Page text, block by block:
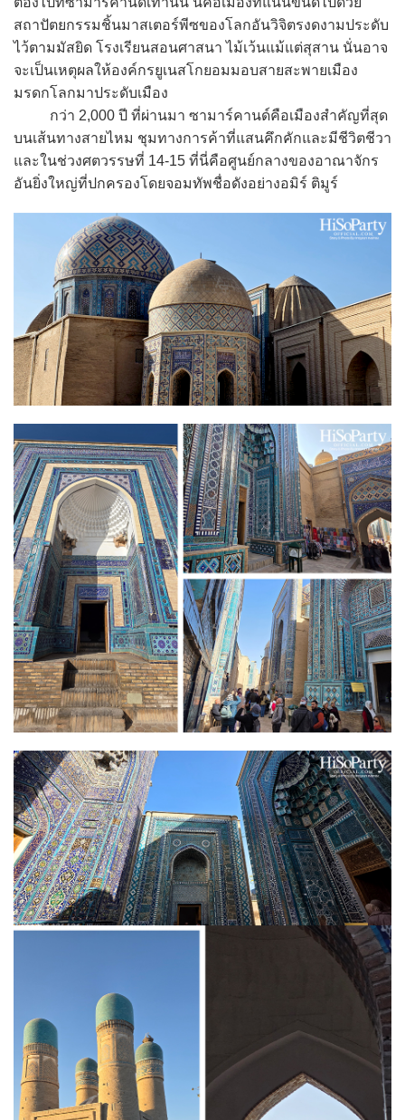
สถาปัตยกรรมชิ้นมาสเตอร์พีซของโลกอันวิจิตรงดงามประดับ
ไว้ตามมัสยิด โรงเรียนสอนศาสนา ไม้เว้นแม้แต่สุสาน นั่นอาจ
จะเป็นเหตุผลให้องค์กรยูเนสโกยอมมอบสายสะพายเมือง
มรดกโลกมาประดับเมือง
กว่า 2,000 ปี ที่ผ่านมา ซามาร์คานด์คือเมืองสำคัญที่สุด
บนเส้นทางสายไหม ชุมทางการค้าที่แสนคึกคักและมีชีวิตชีวา
และในช่วงศตวรรษที่ 14-15 ที่นี่คือศูนย์กลางของอาณาจักร
อันยิ่งใหญ่ที่ปกครองโดยจอมทัพชื่อดังอย่างอมิร์ ติมูร์